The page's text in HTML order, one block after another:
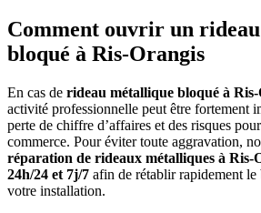
Comment ouvrir un
bloqué à Ris-Orangis
En cas de rideau métallique bloqué à Ris-
activité professionnelle peut être fortement
perte de chiffre d’affaires et des risques
commerce. Pour éviter toute aggravation,
réparation de rideaux métalliques à Ris-
24h/24 et 7j/7 afin de rétablir rapidement
votre installation.